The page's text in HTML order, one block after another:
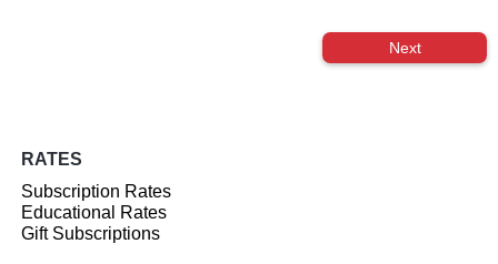
Next
RATES
Subscription Rates
Educational Rates
Gift Subscriptions